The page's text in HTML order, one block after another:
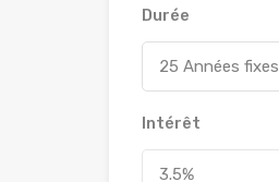
Durée
25 Années fixes
Intérêt